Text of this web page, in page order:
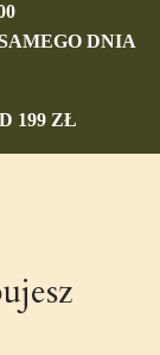
DNIA
199 ZŁ